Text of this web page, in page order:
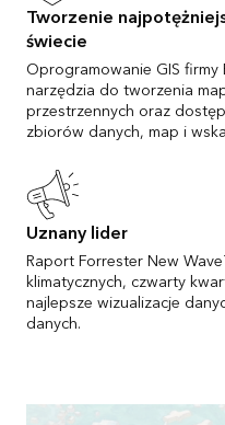
Tworzenie
świecie
Oprogramowanie GIS
narzędzia do tworzenia
przestrzennych oraz
zbiorów danych, map i
Uznany lider
Raport Forrester New
klimatycznych, czwarty
najlepsze wizualizacje
danych.